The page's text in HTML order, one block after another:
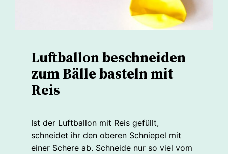
Luftballon beschneiden
zum Bälle basteln mit
Reis
Ist der Luftballon mit Reis gefüllt,
schneidet ihr den oberen Schniepel mit
einer Schere ab. Schneide nur so viel vom